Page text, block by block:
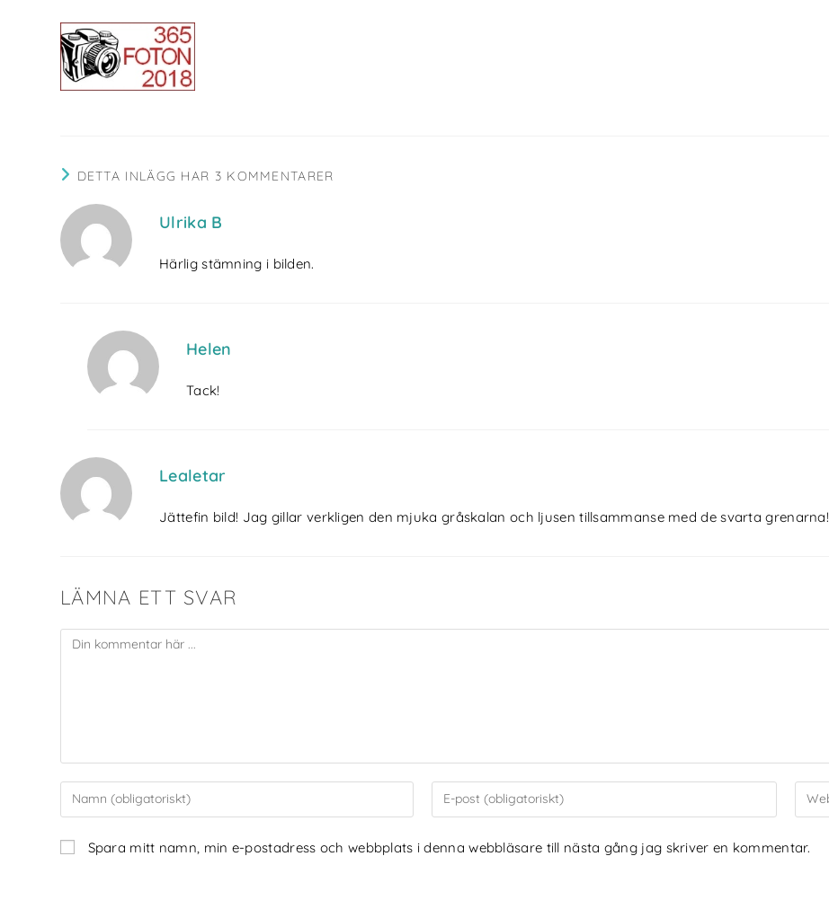
DETTA INLÄGG HAR 3 KOMMENTARER
Ulrika B
Härlig stämning i bilden.
Helen
Tack!
Lealetar
Jättefin bild! Jag gillar verkligen den mjuka gråskalan och ljusen tillsammanse med de svarta grenarna!
LÄMNA ETT SVAR
Spara mitt namn, min e-postadress och webbplats i denna webbläsare till nästa gång jag skriver en kommentar.